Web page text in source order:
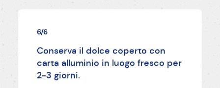
6/6
Conserva il dolce coperto con
carta alluminio in luogo fresco per
2-3 giorni.